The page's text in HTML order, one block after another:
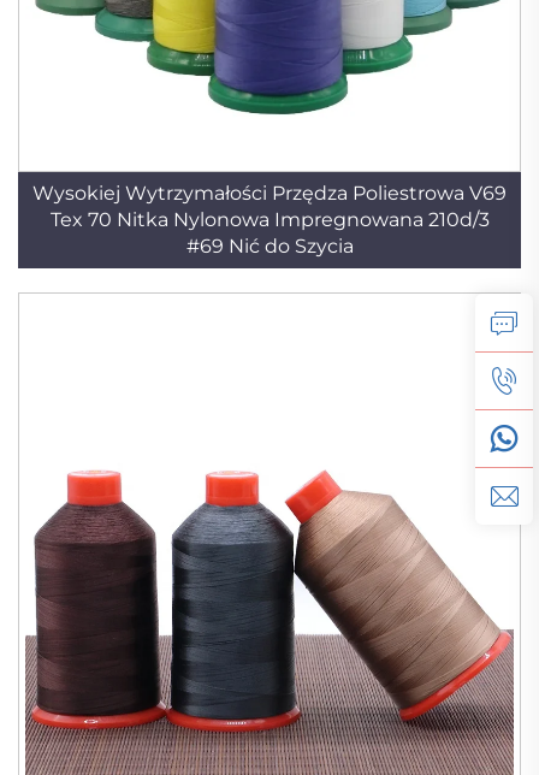
Wysokiej Wytrzymałości Przędza Poliestrowa V69
Tex 70 Nitka Nylonowa Impregnowana 210d/3
#69 Nić do Szycia